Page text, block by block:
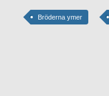
Bröderna ymer